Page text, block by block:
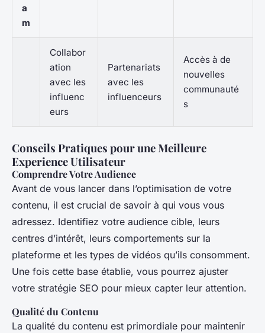
a
m
Collabor
ation
avec les
influenc
eurs
Partenariats
avec les
influenceurs
Accès à de
nouvelles
communauté
s
Conseils Pratiques pour une Meilleure
Experience Utilisateur
Comprendre Votre Audience
Avant de vous lancer dans l’optimisation de votre
contenu, il est crucial de savoir à qui vous vous
adressez. Identifiez votre audience cible, leurs
centres d’intérêt, leurs comportements sur la
plateforme et les types de vidéos qu’ils consomment.
Une fois cette base établie, vous pourrez ajuster
votre stratégie SEO pour mieux capter leur attention.
Qualité du Contenu
La qualité du contenu est primordiale pour maintenir